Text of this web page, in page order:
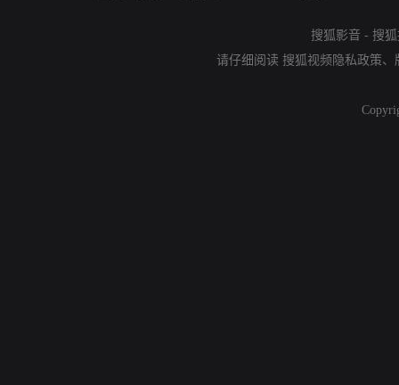
搜狐影音 - 搜
请仔细阅读 搜狐视频隐私政策、